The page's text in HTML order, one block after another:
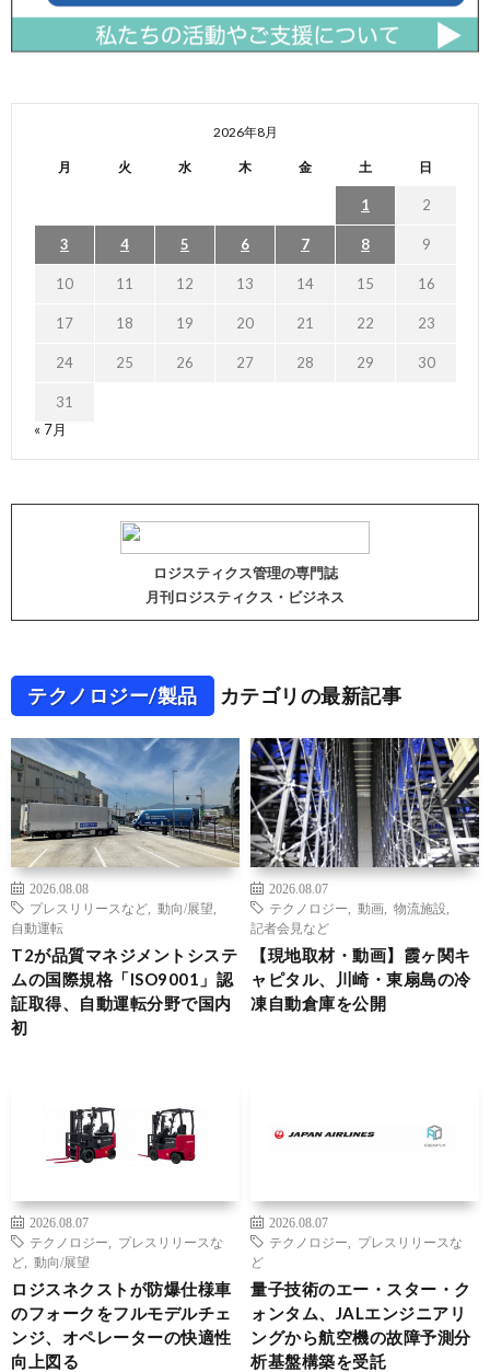
2026年8月
月 火 水 木 金 土 日
1 2
3 4 5 6 7 8 9
10 11 12 13 14 15 16
17 18 19 20 21 22 23
24 25 26 27 28 29 30
31
« 7月
ロジスティクス管理の専門誌
月刊ロジスティクス・ビジネス
テクノロジー/製品 カテゴリの最新記事
2026.08.08
プレスリリースなど
動向/展望
自動運転
T2が品質マネジメントシステ
ムの国際規格「ISO9001」認
証取得、自動運転分野で国内
初
2026.08.07
テクノロジー
動画 物流施設
記者会見など
【現地取材・動画】霞ヶ関キ
ャピタル、川崎・東扇島の冷
凍自動倉庫を公開
2026.08.07
テクノロジー
プレスリリースな
ど
動向/展望
ロジスネクストが防爆仕様車
のフォークをフルモデルチェ
ンジ、オペレーターの快適性
向上図る
2026.08.07
テクノロジー
プレスリリースな
ど
量子技術のエー・スター・ク
ォンタム、JALエンジニアリ
ングから航空機の故障予測分
析基盤構築を受託